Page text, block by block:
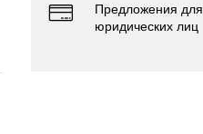
Предложения для
юридических лиц